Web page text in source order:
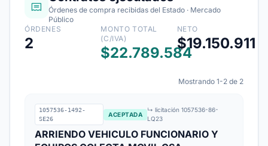
Órdenes de compra recibidas del Estado · Mercado
Público
ÓRDENES
2
MONTO TOTAL
(C/IVA)
$22.789.584
NETO
$19.150.911
Mostrando 1-2 de 2
1057536-1492-
SE26
ACEPTADA
↳ licitación 1057536-86-
LQ23
ARRIENDO VEHICULO FUNCIONARIO Y